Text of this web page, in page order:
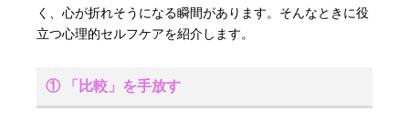
く、心が折れそうになる瞬間があります。そんなときに役
立つ心理的セルフケアを紹介します。
① 「比較」を手放す